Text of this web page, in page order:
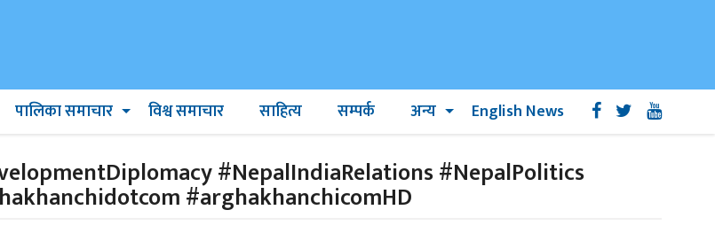
पालिका समाचार विश्व समाचार साहित्य सम्पर्क अन्य English News
#NepalIndiaRelations #NepalPolitics
#arghakhanchicomHD